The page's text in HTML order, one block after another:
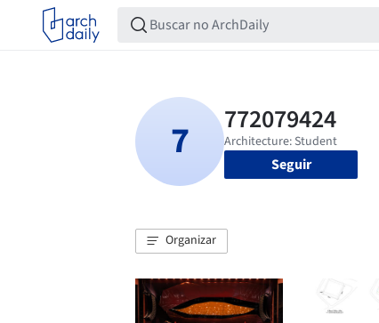
Seguir
Organizar